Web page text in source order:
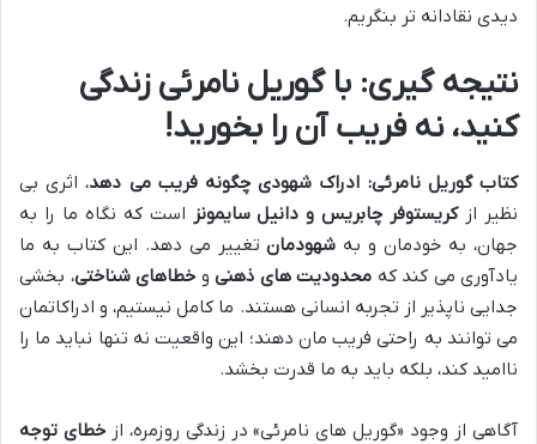
دیدی نقادانه تر بنگریم.
نتیجه گیری: با گوریل نامرئی زندگی
کنید، نه فریب آن را بخورید!
کتاب گوریل نامرئی: ادراک شهودی چگونه فریب می دهد، اثری بی
نظیر ازکریستوفر چابریس و دانیل سایمونز است که نگاه ما را به
جهان، به خودمان و به شهودمانتغییر می دهد. این کتاب به ما
یادآوری می کند که محدودیت های ذهنی و خطاهای شناختی، بخشی
جدایی ناپذیر از تجربه انسانی هستند. ما کامل نیستیم، و ادراکاتمان
می توانند به راحتی فریب مان دهند؛ این واقعیت نه تنها نباید ما را
ناامید کند، بلکه باید به ما قدرت بخشد.
آگاهی از وجود «گوریل های نامرئی» در زندگی روزمره، ازخطای توجه